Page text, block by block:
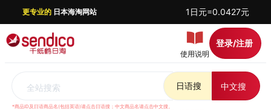
更专业的日本海淘网站 1日元=0.0427元
使用说明
登录/注册
全站搜索 日语搜 中文搜
*商品ID及日语商品名(包括英语)请点击日语搜；中文商品名请点击中文搜。